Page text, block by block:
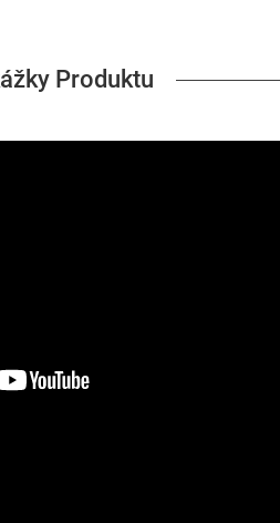
Produktu